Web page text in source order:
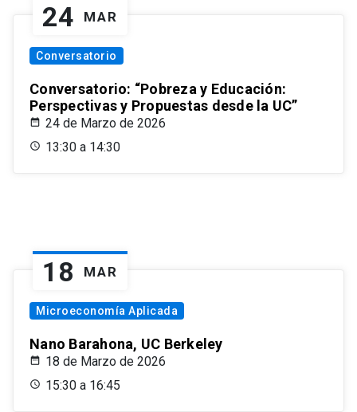
24 MAR
Conversatorio
Conversatorio: “Pobreza y Educación:
Perspectivas y Propuestas desde la UC”
24 de Marzo de 2026
13:30 a 14:30
18 MAR
Microeconomía Aplicada
Nano Barahona, UC Berkeley
18 de Marzo de 2026
15:30 a 16:45